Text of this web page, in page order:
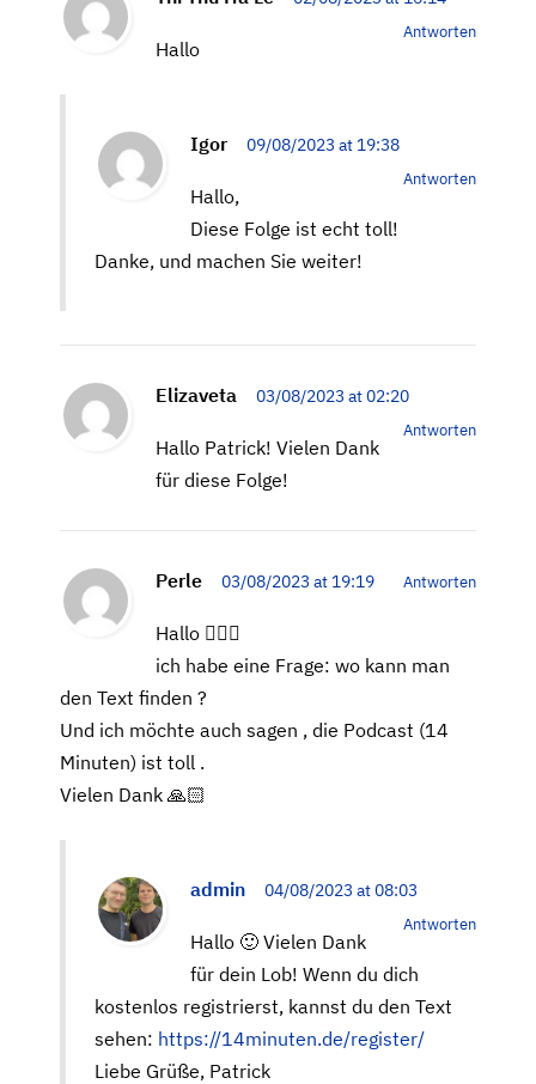
Antworten
Hallo
Igor 09/08/2023 at 19:38
Antworten
Hallo,
Diese Folge ist echt toll!
Danke, und machen Sie weiter!
Elizaveta 03/08/2023 at 02:20
Antworten
Hallo Patrick! Vielen Dank
für diese Folge!
Perle 03/08/2023 at 19:19 Antworten
Hallo 🙋🏼‍♀️
ich habe eine Frage: wo kann man
den Text finden ?
Und ich möchte auch sagen , die Podcast (14
Minuten) ist toll .
Vielen Dank 🙏🏻
admin 04/08/2023 at 08:03
Antworten
Hallo 🙂 Vielen Dank
für dein Lob! Wenn du dich
kostenlos registrierst, kannst du den Text
sehen: https://14minuten.de/register/
Liebe Grüße, Patrick